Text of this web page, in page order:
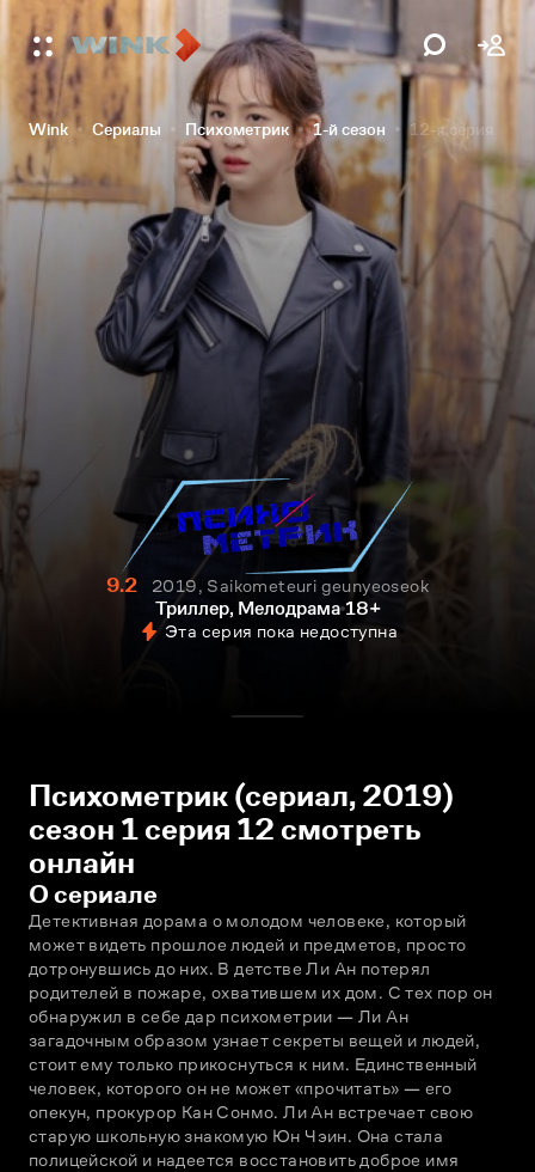
Wink Сериалы Психометрик 1-й сезон 12-я серия
9.2
2019, Saikometeuri geunyeoseok
Триллер, Мелодрама 18+
Эта серия пока недоступна
Психометрик (сериал, 2019)
сезон 1 серия 12 смотреть
онлайн
О сериале
Детективная дорама о молодом человеке, который
может видеть прошлое людей и предметов, просто
дотронувшись до них. В детстве Ли Ан потерял
родителей в пожаре, охватившем их дом. С тех пор он
обнаружил в себе дар психометрии — Ли Ан
загадочным образом узнает секреты вещей и людей,
стоит ему только прикоснуться к ним. Единственный
человек, которого он не может «прочитать» — его
опекун, прокурор Кан Сонмо. Ли Ан встречает свою
старую школьную знакомую Юн Чэин. Она стала
полицейской и надеется восстановить доброе имя